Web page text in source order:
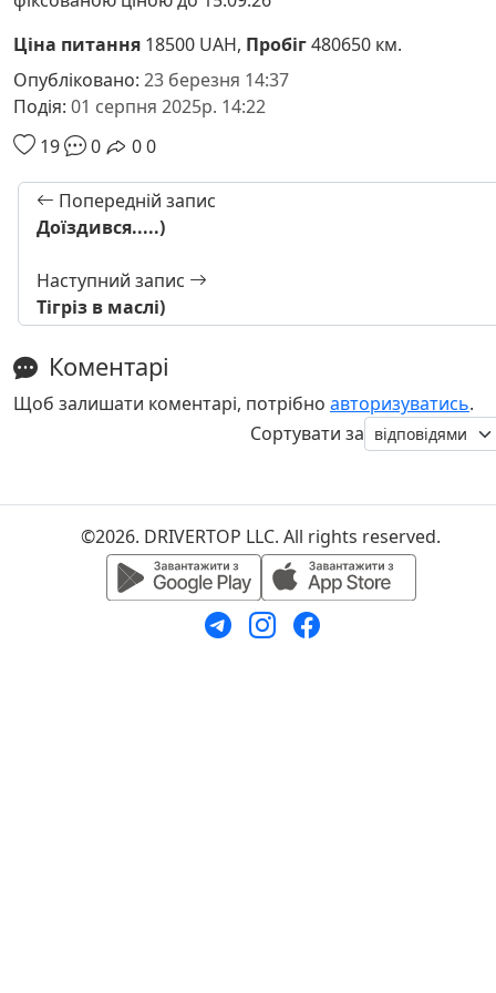
Ціна питання 18500 UAH, Пробіг480650 км.
Опубліковано: 23 березня 14:37
Подія: 01 серпня 2025р. 14:22
19
0 00
Попередній запис
Доїздився.....)
Наступний запис
Тігріз в маслі)
Коментарі
Щоб залишати коментарі, потрібно авторизуватись.
Сортувати за
©2026. DRIVERTOP LLC. All rights reserved.